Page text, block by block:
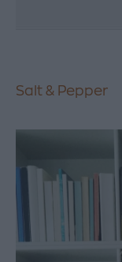
Salt & Pepper